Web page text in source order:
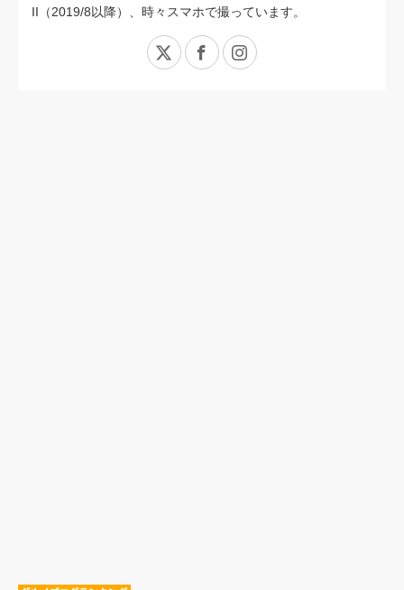
II（2019/8以降）、時々スマホで撮っています。
X FacebookInstagram